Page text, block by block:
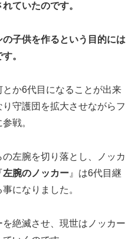
ていたのです。
の子供を作るという目的には
。
か6代目になることが出来
守護団を拡大させながらフ
戦。
左腕を切り落とし、ノッカ
左腕のノッカー 』は6代目継
になりました。
絶滅させ、現世はノッカー